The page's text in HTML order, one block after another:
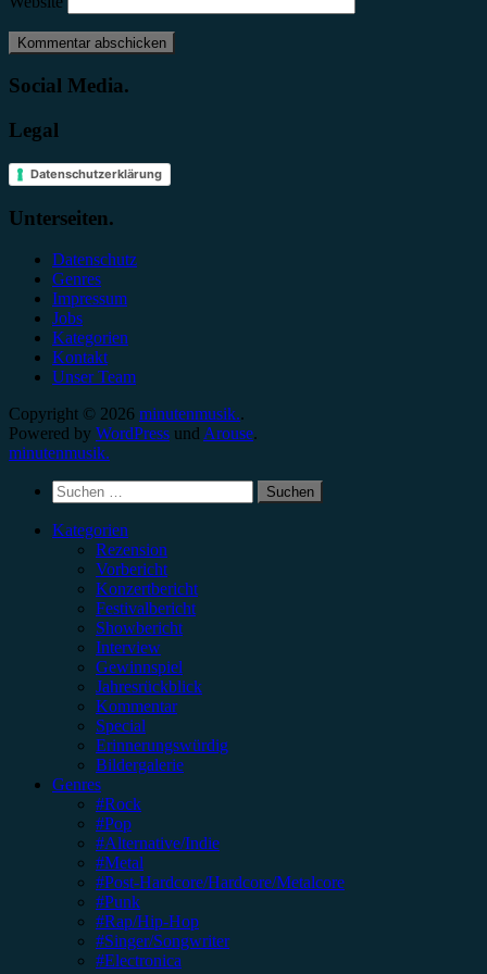
Social Media.
Legal
Datenschutzerklärung
Unterseiten.
Datenschutz
Genres
Impressum
Jobs
Kategorien
Kontakt
Unser Team
Copyright © 2026 minutenmusik..
Powered by WordPress und Arouse.
minutenmusik.
Suchen
nach:
Kategorien
Rezension
Vorbericht
Konzertbericht
Festivalbericht
Showbericht
Interview
Gewinnspiel
Jahresrückblick
Kommentar
Special
Erinnerungswürdig
Bildergalerie
Genres
#Rock
#Pop
#Alternative/Indie
#Metal
#Post-Hardcore/Hardcore/Metalcore
#Punk
#Rap/Hip-Hop
#Singer/Songwriter
#Electronica